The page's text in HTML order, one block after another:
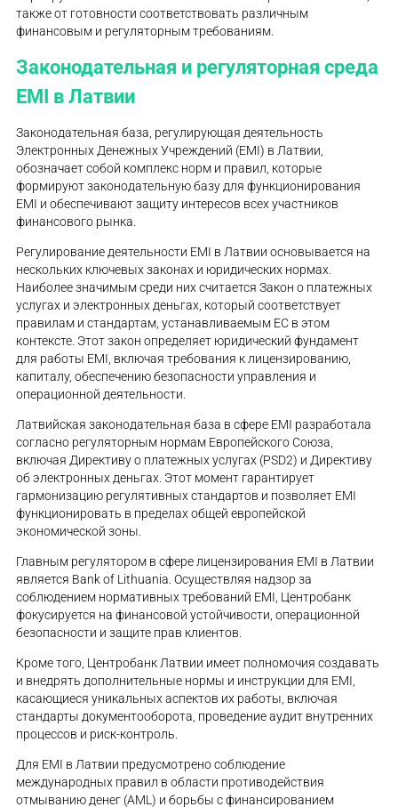
также от готовности соответствовать различным
финансовым и регуляторным требованиям.
Законодательная и регуляторная среда
EMI в Латвии
Законодательная база, регулирующая деятельность
Электронных Денежных Учреждений (EMI) в Латвии,
обозначает собой комплекс норм и правил, которые
формируют законодательную базу для функционирования
EMI и обеспечивают защиту интересов всех участников
финансового рынка.
Регулирование деятельности EMI в Латвии основывается на
нескольких ключевых законах и юридических нормах.
Наиболее значимым среди них считается Закон о платежных
услугах и электронных деньгах, который соответствует
правилам и стандартам, устанавливаемым ЕС в этом
контексте. Этот закон определяет юридический фундамент
для работы EMI, включая требования к лицензированию,
капиталу, обеспечению безопасности управления и
операционной деятельности.
Латвийская законодательная база в сфере EMI разработала
согласно регуляторным нормам Европейского Союза,
включая Директиву о платежных услугах (PSD2) и Директиву
об электронных деньгах. Этот момент гарантирует
гармонизацию регулятивных стандартов и позволяет EMI
функционировать в пределах общей европейской
экономической зоны.
Главным регулятором в сфере лицензирования EMI в Латвии
является Bank of Lithuania. Осуществляя надзор за
соблюдением нормативных требований EMI, Центробанк
фокусируется на финансовой устойчивости, операционной
безопасности и защите прав клиентов.
Кроме того, Центробанк Латвии имеет полномочия создавать
и внедрять дополнительные нормы и инструкции для EMI,
касающиеся уникальных аспектов их работы, включая
стандарты документооборота, проведение аудит внутренних
процессов и риск-контроль.
Для EMI в Латвии предусмотрено соблюдение
международных правил в области противодействия
отмыванию денег (AML) и борьбы с финансированием